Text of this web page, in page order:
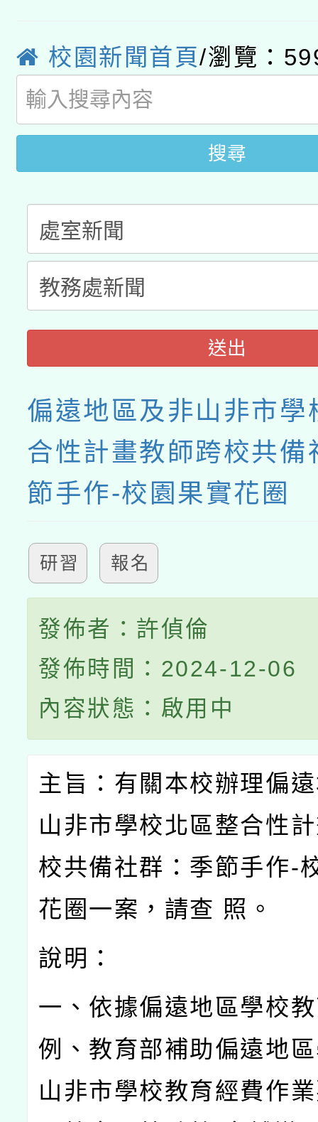
用水績優單位及節水達
動」
桃園市孔廟祈福系列
開 智慧啟航」
2026年桃園地景藝術
校園新聞首頁/瀏覽：
搜尋
送出
偏遠地區及非山非市學
合性計畫教師跨校共備
節手作-校園果實花圈
研習 報名
發佈者：許偵倫
發佈時間：2024-12-06
內容狀態：啟用中
主旨：有關本校辦理偏
山非市學校北區整合性
校共備社群：季節手作-
花圈一案，請查 照。
說明：
一、依據偏遠地區學校
例、教育部補助偏遠地
山非市學校教育經費作